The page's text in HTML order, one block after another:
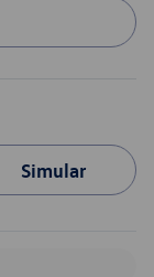
Simular